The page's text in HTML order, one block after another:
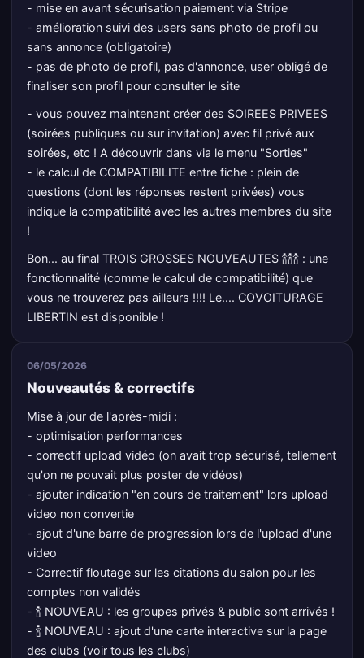
- mise en avant sécurisation paiement via Stripe
- amélioration suivi des users sans photo de profil ou
sans annonce (obligatoire)
- pas de photo de profil, pas d'annonce, user obligé de
finaliser son profil pour consulter le site
- vous pouvez maintenant créer des SOIREES PRIVEES
(soirées publiques ou sur invitation) avec fil privé aux
soirées, etc ! A découvrir dans via le menu "Sorties"
- le calcul de COMPATIBILITE entre fiche : plein de
questions (dont les réponses restent privées) vous
indique la compatibilité avec les autres membres du site
!
Bon... au final TROIS GROSSES NOUVEAUTES 🍾🍾🍾 : une
fonctionnalité (comme le calcul de compatibilité) que
vous ne trouverez pas ailleurs !!!! Le.... COVOITURAGE
LIBERTIN est disponible !
06/05/2026
Nouveautés & correctifs
Mise à jour de l'après-midi :
- optimisation performances
- correctif upload vidéo (on avait trop sécurisé, tellement
qu'on ne pouvait plus poster de vidéos)
- ajouter indication "en cours de traitement" lors upload
video non convertie
- ajout d'une barre de progression lors de l'upload d'une
video
- Correctif floutage sur les citations du salon pour les
comptes non validés
- 🍾 NOUVEAU : les groupes privés & public sont arrivés !
- 🍾 NOUVEAU : ajout d'une carte interactive sur la page
des clubs (voir tous les clubs)